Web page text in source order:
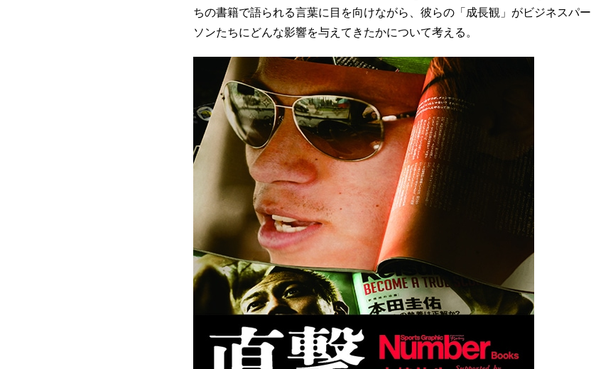
ちの書籍で語られる言葉に目を向けながら、彼らの「成長観」がビジネスパー
ソンたちにどんな影響を与えてきたかについて考える。